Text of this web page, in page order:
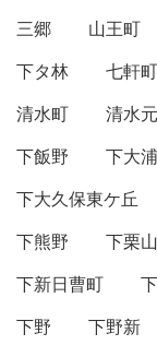
三郷
山王町
下タ林
七軒町
清水町
清水
下飯野
下大浦
下大久保東ケ丘
下熊野
下栗山
下新日曹町
下野
下野新